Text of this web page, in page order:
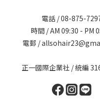
電話 / 08-875-
時間 / AM 09:30 - PM
電郵 /
正一國際企業社 / 統編